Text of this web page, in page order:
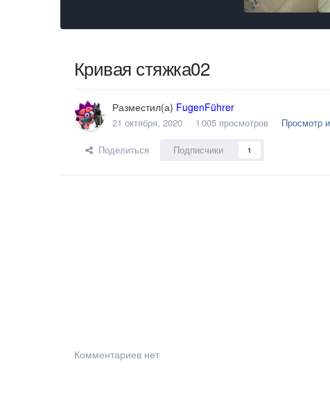
Кривая стяжка02
Разместил(а) FugenFührer
21 октября, 2020 1 005 просмотров Просмотр
Поделиться Подписчики 1
Комментариев нет